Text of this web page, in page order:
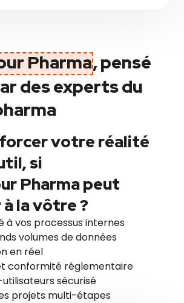
Pharma, pensé
des experts du
votre réalité
si
Pharma peut
la vôtre ?
à vos processus internes
volumes de données
en réel
conformité réglementaire
sécurisé
projets multi-étapes